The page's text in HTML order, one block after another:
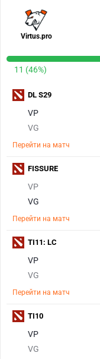
Virtus.pro
11 (46%)
VP
VG
Перейти на матч
DL S29
VP
VG
Перейти на матч
FISSURE
VP
VG
Перейти на матч
TI11: LC
VP
VG
TI10